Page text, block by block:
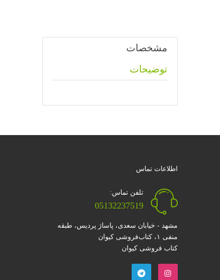
مشخصات
توضیحات
اطلاعات تماس
تلفن تماس:
05132237519
مشهد - خیابان سعدی، پاساژ پردیس، طبقه
منفی ۱، کتاب‌فروشی کیوان
کتاب فروشی کیوان